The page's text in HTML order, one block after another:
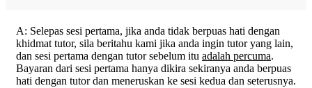
A: Selepas sesi pertama, jika anda tidak berpuas hati dengan
khidmat tutor, sila beritahu kami jika anda ingin tutor yang lain,
dan sesi pertama dengan tutor sebelum itu adalah percuma.
Bayaran dari sesi pertama hanya dikira sekiranya anda berpuas
hati dengan tutor dan meneruskan ke sesi kedua dan seterusnya.